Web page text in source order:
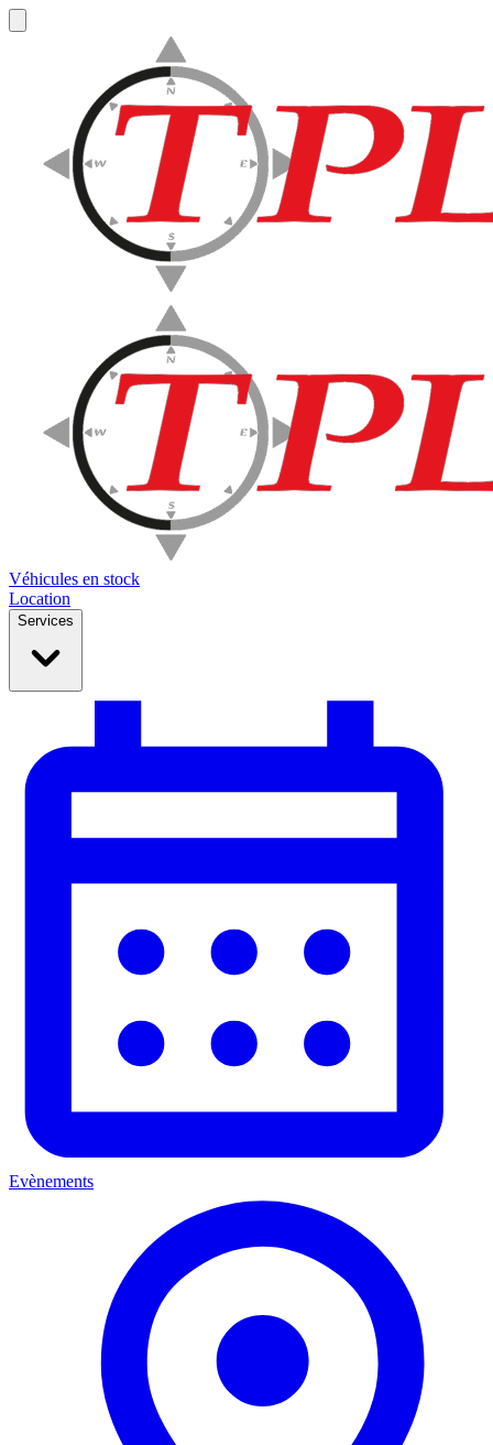
Véhicules en stock
Location
Services
Evènements